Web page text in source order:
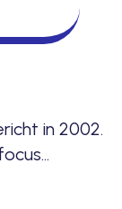
in 2002.